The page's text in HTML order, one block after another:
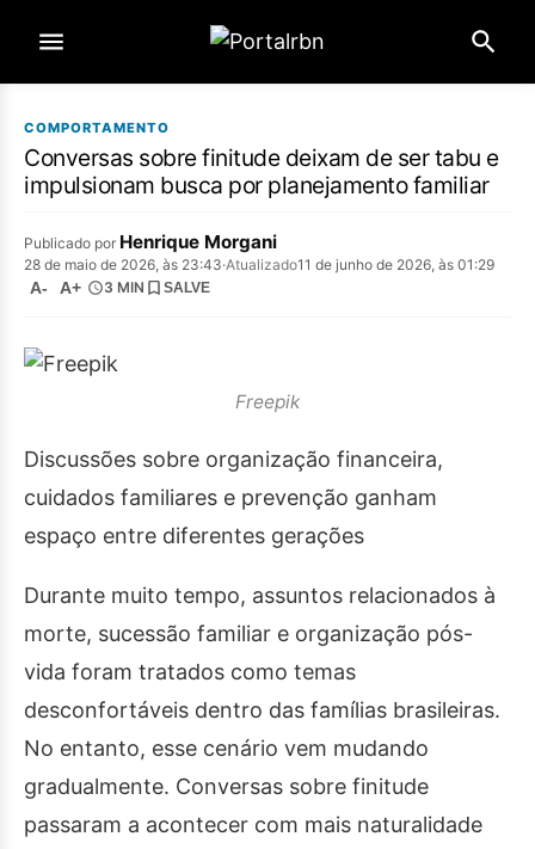
COMPORTAMENTO
Conversas sobre finitude deixam de ser tabu e
impulsionam busca por planejamento familiar
Publicado por Henrique Morgani
28 de maio de 2026, às 23:43·Atualizado11 de junho de 2026, às 01:29
A- A+ 3 MIN SALVE
Freepik
Discussões sobre organização financeira,
cuidados familiares e prevenção ganham
espaço entre diferentes gerações
Durante muito tempo, assuntos relacionados à
morte, sucessão familiar e organização pós-
vida foram tratados como temas
desconfortáveis dentro das famílias brasileiras.
No entanto, esse cenário vem mudando
gradualmente. Conversas sobre finitude
passaram a acontecer com mais naturalidade